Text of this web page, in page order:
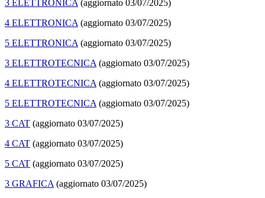
3 ELETTRONICA (aggiornato 03/07/2025)
4 ELETTRONICA (aggiornato 03/07/2025)
5 ELETTRONICA (aggiornato 03/07/2025)
3 ELETTROTECNICA (aggiornato 03/07/2025)
4 ELETTROTECNICA (aggiornato 03/07/2025)
5 ELETTROTECNICA (aggiornato 03/07/2025)
3 CAT (aggiornato 03/07/2025)
4 CAT (aggiornato 03/07/2025)
5 CAT (aggiornato 03/07/2025)
3 GRAFICA (aggiornato 03/07/2025)